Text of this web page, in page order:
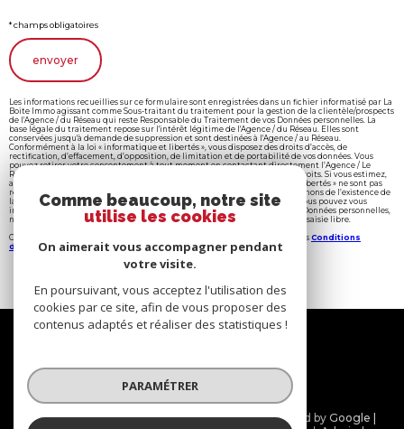
* champs obligatoires
envoyer
Les informations recueillies sur ce formulaire sont enregistrées dans un fichier informatisé par La
Boite Immo agissant comme Sous-traitant du traitement pour la gestion de la clientèle/prospects
de l'Agence / du Réseau qui reste Responsable du Traitement de vos Données personnelles. La
base légale du traitement repose sur l'intérêt légitime de l'Agence / du Réseau. Elles sont
conservées jusqu'à demande de suppression et sont destinées à l'Agence / au Réseau.
Conformément à la loi « informatique et libertés », vous disposez des droits d’accès, de
rectification, d’effacement, d’opposition, de limitation et de portabilité de vos données. Vous
pouvez retirer votre consentement à tout moment en contactant directement l’Agence / Le
Réseau. Consultez le site
pour plus d’informations sur vos droits. Si vous estimez,
après avoir contacté l'Agence / le Réseau, que vos droits « Informatique et Libertés » ne sont pas
respectés, vous pouvez adresser une réclamation à la CNIL. Nous vous informons de l’existence de
la liste d'opposition au démarchage téléphonique « Bloctel », sur laquelle vous pouvez vous
inscrire ici :
https://www.bloctel.gouv.fr
. Dans le cadre de la protection des Données personnelles,
nous vous invitons à ne pas inscrire de Données sensibles dans le champ de saisie libre.
Ce site est protégé par reCAPTCHA, les
et es Conditions
d'utilisationde Google s'appliquent.
Nous
© 2026 | Tous droits réservés | Traduction powered by Google |
Comme beaucoup, notre site
utilise les cookies
On aimerait vous accompagner pendant
votre visite.
En poursuivant, vous acceptez l'utilisation des
cookies par ce site, afin de vous proposer des
contenus adaptés et réaliser des statistiques !
PARAMÉTRER